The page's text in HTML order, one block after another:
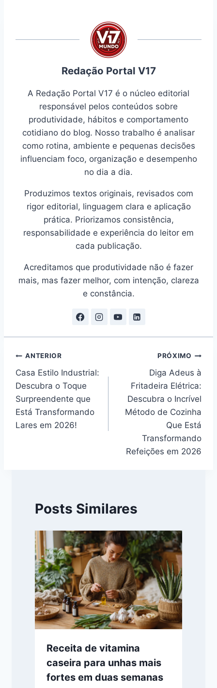
Redação Portal V17
A Redação Portal V17 é o núcleo editorial
responsável pelos conteúdos sobre
produtividade, hábitos e comportamento
cotidiano do blog. Nosso trabalho é analisar
como rotina, ambiente e pequenas decisões
influenciam foco, organização e desempenho
no dia a dia.
Produzimos textos originais, revisados com
rigor editorial, linguagem clara e aplicação
prática. Priorizamos consistência,
responsabilidade e experiência do leitor em
cada publicação.
Acreditamos que produtividade não é fazer
mais, mas fazer melhor, com intenção, clareza
e constância.
Navegação
de
Post
ANTERIOR
Casa Estilo Industrial:
Descubra o Toque
Surpreendente que
Está Transformando
Lares em 2026!
PRÓXIMO
Diga Adeus à
Fritadeira Elétrica:
Descubra o Incrível
Método de Cozinha
Que Está
Transformando
Refeições em 2026
Posts Similares
Receita de vitamina
caseira para unhas mais
fortes em duas semanas